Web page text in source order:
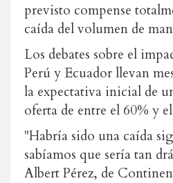
previsto compense
caída del volumen de
Los debates sobre el
Perú y Ecuador llevan
la expectativa inicial de
oferta de entre el 60% y
"Habría sido una caída
sabíamos que sería tan
Albert Pérez, de